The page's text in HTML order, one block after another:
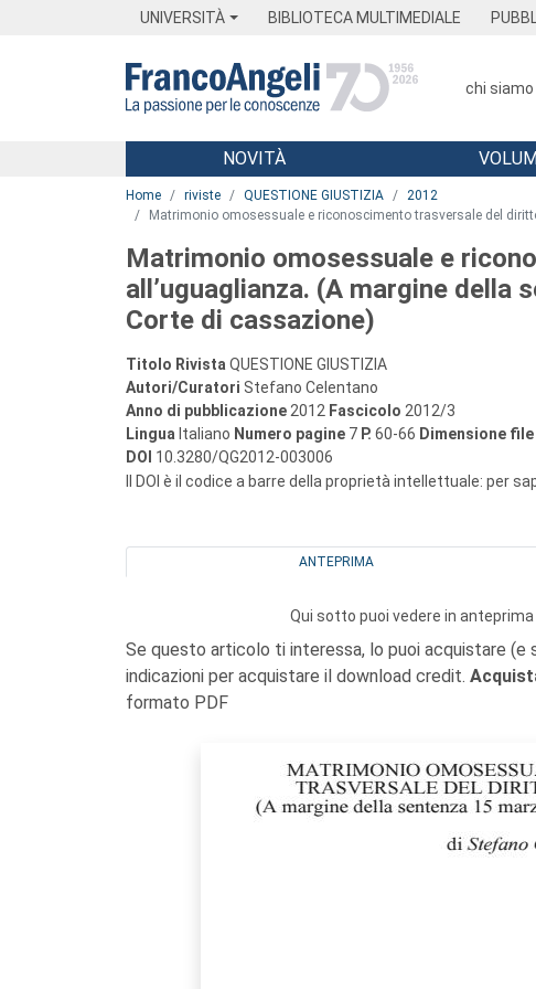
UNIVERSITÀ BIBLIOTECA MULTIMEDIALE
chi siamo
Menu
NOVITÀ
Home riviste QUESTIONE GIUSTIZIA
2012
Matrimonio omosessuale e riconoscimento trasversale del
Matrimonio omosessuale e
all’uguaglianza. (A margine della
Corte di cassazione)
Titolo Rivista QUESTIONE GIUSTIZIA
Autori/Curatori Stefano Celentano
Anno di pubblicazione 2012 Fascicolo 2012/3
Lingua Italiano Numero pagine 7 P. 60-66 Dimensione file
DOI 10.3280/QG2012-003006
Il DOI è il codice a barre della proprietà intellettuale: per
ANTEPRIMA
Qui sotto puoi vedere in
Se questo articolo ti interessa, lo puoi acquistare
indicazioni per acquistare il download credit.
formato PDF